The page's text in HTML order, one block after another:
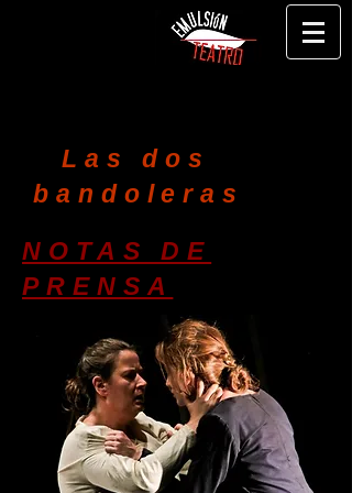
Las dos
bandoleras
NOTAS DE
PRENSA